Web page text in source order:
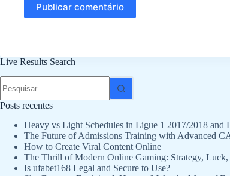
Publicar comentário
Live Results Search
resultados
Posts recentes
Heavy vs Light Schedules in Ligue 1 2017/2018
The Future of Admissions Training with Advanced
How to Create Viral Content Online
The Thrill of Modern Online Gaming: Strategy, Luck,
Is ufabet168 Legal and Secure to Use?